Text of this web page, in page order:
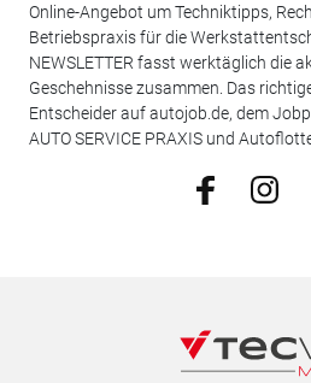
Online-Angebot um Techniktipps,
Betriebspraxis für die
NEWSLETTER fasst werktäglich die
Geschehnisse zusammen. Das
Entscheider auf autojob.de, dem
AUTO SERVICE PRAXIS und